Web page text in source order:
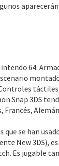
64:
montado
Snap 3DS
se han
New 3DS),
Es jugable